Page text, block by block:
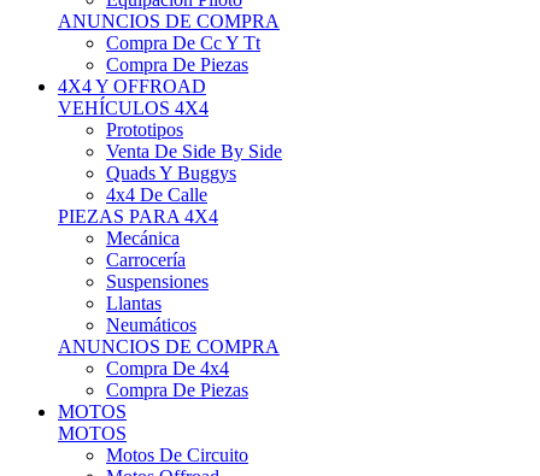
ANUNCIOS DE COMPRA
Compra De Cc Y Tt
Compra De Piezas
4X4 Y OFFROAD
VEHÍCULOS 4X4
Prototipos
Venta De Side By Side
Quads Y Buggys
4x4 De Calle
PIEZAS PARA 4X4
Mecánica
Carrocería
Suspensiones
Llantas
Neumáticos
ANUNCIOS DE COMPRA
Compra De 4x4
Compra De Piezas
MOTOS
MOTOS
Motos De Circuito